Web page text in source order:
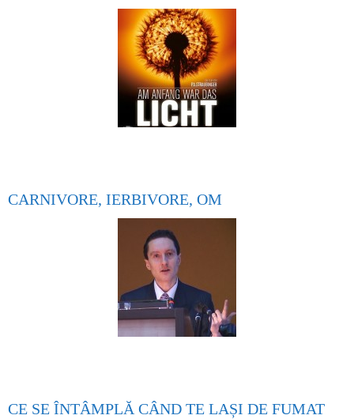
CARNIVORE, IERBIVORE, OM
CE SE ÎNTÂMPLĂ CÂND TE LAȘI DE FUMAT